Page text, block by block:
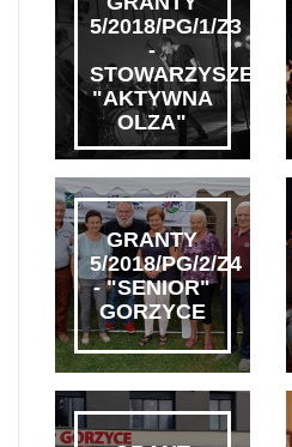
5/2018/PG/1/Z3
-
STOWARZYSZENIE
"AKTYWNA
OLZA"
GRANTY
5/2018/PG/2/Z4
- "SENIOR"
GORZYCE